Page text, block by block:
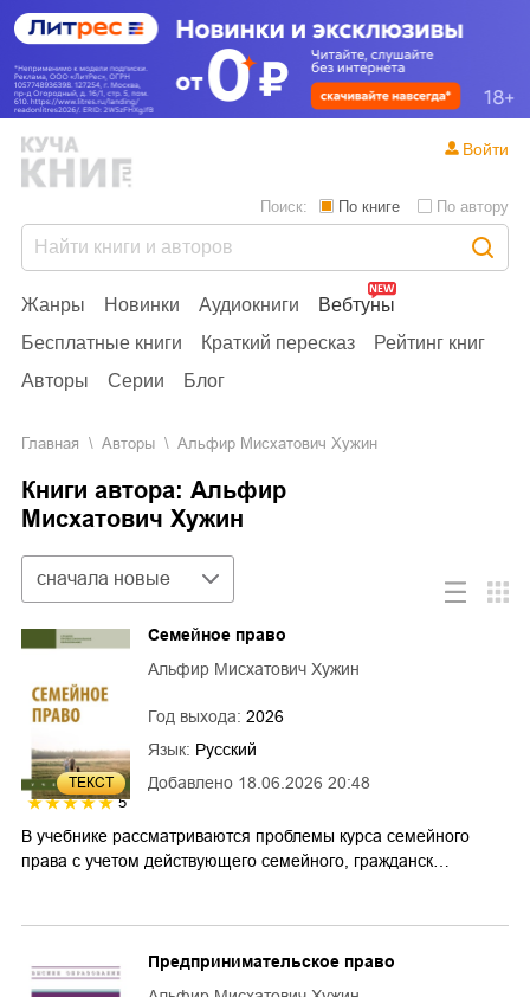
Жанры Новинки Аудиокниги
Вебтуны
Бесплатные книги
Краткий пересказ
Рейтинг книг
Авторы
Серии Блог
Поиск: По книге По автору
Войти
Главная Aвторы Альфир Мисхатович Хужин
Книги автора: Альфир
Мисхатович Хужин
Сортировка
сначала новые
ТЕКСТ
5
Добавлено 18.06.2026 20:48
Семейное право
Альфир Мисхатович Хужин
Год выхода: 2026
Язык: Русский
В учебнике рассматриваются проблемы курса семейного
права с учетом действующего семейного, гражданск…
Предпринимательское право